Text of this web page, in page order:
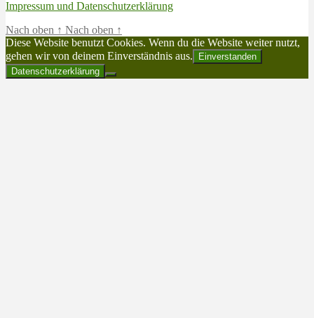
Impressum und Datenschutzerklärung
Nach oben ↑ Nach oben ↑
Diese Website benutzt Cookies. Wenn du die Website weiter nutzt,
gehen wir von deinem Einverständnis aus.
Einverstanden
Datenschutzerklärung